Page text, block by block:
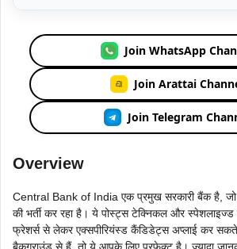
Join WhatsApp
Join Arattai
Join Telegram
Overview
Central Bank of India एक प्रमुख सरकारी बैंक है,
की भर्ती कर रहा है। ये पोस्ट्स टेक्निकल और स्पेशलाइज्ड
फ्रेशर्स से लेकर एक्सपीरियंस्ड कैंडिडेट्स अप्लाई कर
बैकग्राउंड से हैं, तो ये आपके लिए परफेक्ट है। ज्यादा